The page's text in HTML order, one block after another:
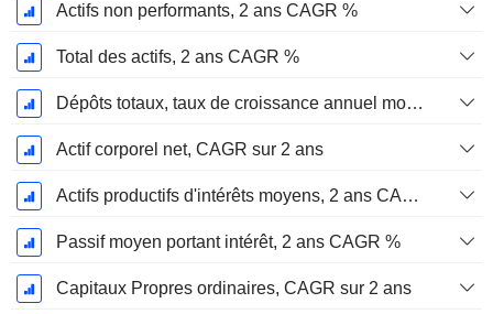
Actifs non performants, 2 ans CAGR %
Total des actifs, 2 ans CAGR %
Dépôts totaux, taux de croissance annuel moyen sur 2 ans %.
Actif corporel net, CAGR sur 2 ans
Actifs productifs d'intérêts moyens, 2 ans CAGR %
Passif moyen portant intérêt, 2 ans CAGR %
Capitaux Propres ordinaires, CAGR sur 2 ans